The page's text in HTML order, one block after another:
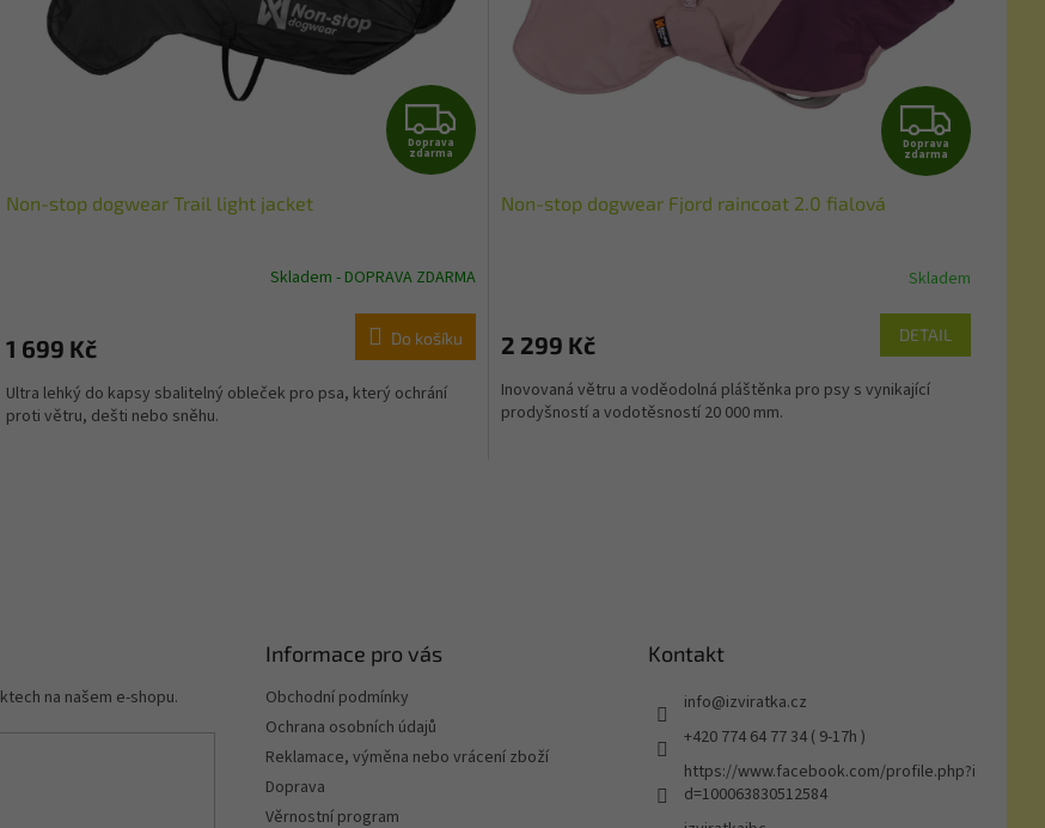
Z
D
R
M
A
Doprava
zdarma
Non-stop dogwear Trail light jacket
Skladem - DOPRAVA ZDARMA
1 699 Kč Do košíku
Ultra lehký do kapsy sbalitelný obleček pro psa, který ochrání
proti větru, dešti nebo sněhu.
Z
D
R
M
A
Doprava
zdarma
Non-stop dogwear Fjord raincoat 2.0 fialová
Skladem
2 299 Kč DETAIL
Inovovaná větru a voděodolná pláštěnka pro psy s vynikající
prodyšností a vodotěsností 20 000 mm.
na našem e-shopu.
Informace pro vás
Obchodní podmínky
Ochrana osobních údajů
Reklamace, výměna nebo vrácení zboží
Doprava
Věrnostní program
Kontakt
info@izviratka.cz
+420 774 64 77 34 ( 9-17h )
https://www.facebook.com/profile.php?i
d=100063830512584